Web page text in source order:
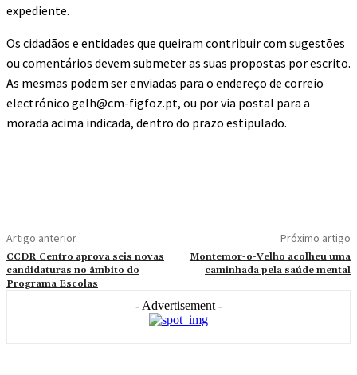
expediente.
Os cidadãos e entidades que queiram contribuir com sugestões
ou comentários devem submeter as suas propostas por escrito.
As mesmas podem ser enviadas para o endereço de correio
electrónico gelh@cm-figfoz.pt, ou por via postal para a
morada acima indicada, dentro do prazo estipulado.
Artigo anterior
CCDR Centro aprova seis novas
candidaturas no âmbito do
Programa Escolas
Próximo artigo
Montemor-o-Velho acolheu uma
caminhada pela saúde mental
- Advertisement -